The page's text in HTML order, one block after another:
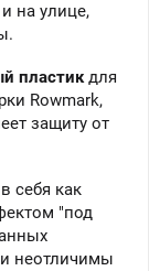
на улице,
пластикдля
Rowmark,
защиту от
себя как
"под
неотличимы